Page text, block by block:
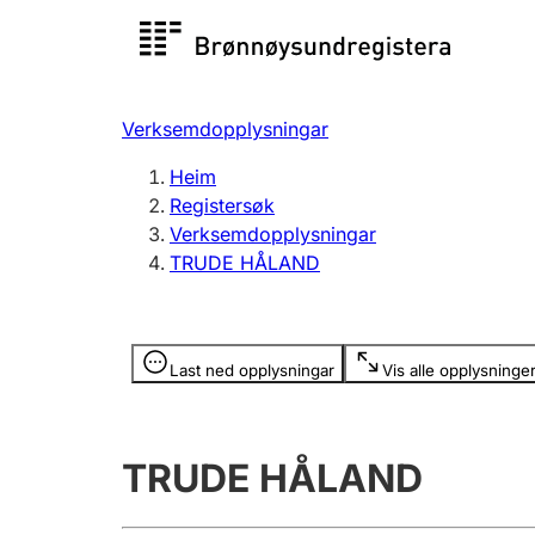
Registersøk
Registrere, endre, slette
Verksemdopplysningar
Heim
Registersøk
Verksemdopplysningar
TRUDE HÅLAND
Last ned opplysningar Vis alle opplysninger
Opplysninger er skjult
TRUDE HÅLAND